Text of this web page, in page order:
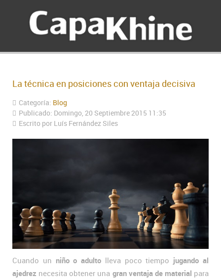
La técnica en posiciones con ventaja decisiva
Categoría: Blog
Publicado: Domingo, 20 Septiembre 2015 11:35
Escrito por Luís Fernández Siles
Cuando un niño o adulto lleva poco tiempo jugando al
ajedrez necesita obtener una gran ventaja de material para